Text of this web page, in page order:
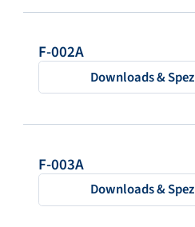
F-002A
Downloads &
F-003A
Downloads &